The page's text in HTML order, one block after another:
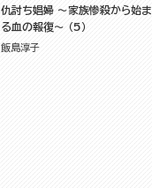
仇討ち娼婦 ～家族惨殺から始ま
る血の報復～ （5）
飯島淳子